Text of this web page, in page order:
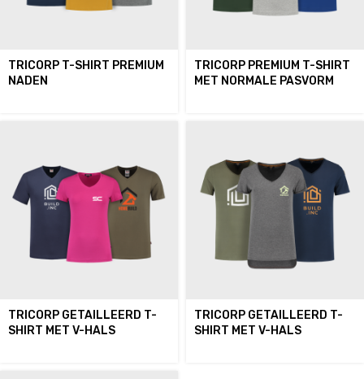
TRICORP T-SHIRT PREMIUM
NADEN
TRICORP PREMIUM T-SHIRT
MET NORMALE PASVORM
TRICORP GETAILLEERD T-
SHIRT MET V-HALS
TRICORP GETAILLEERD T-
SHIRT MET V-HALS